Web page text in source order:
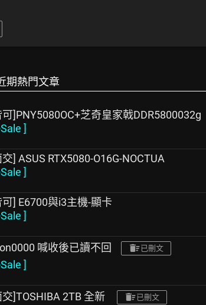
期熱門文章
]PNY5080OC+芝奇皇家戟DDR5800032g
]
] ASUS RTX5080-O16G-NOCTUA
]
] E6700與i3主機-顯卡
]
喊收後已讀不回 已刪文
]
]TOSHIBA 2TB 全新 已刪文